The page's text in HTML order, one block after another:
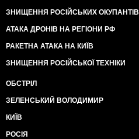
ЗНИЩЕННЯ РОСІЙСЬКИХ ОКУПАНТІВ
АТАКА ДРОНІВ НА РЕГІОНИ РФ
РАКЕТНА АТАКА НА КИЇВ
ЗНИЩЕННЯ РОСІЙСЬКОЇ ТЕХНІКИ
ОБСТРІЛ
ЗЕЛЕНСЬКИЙ ВОЛОДИМИР
КИЇВ
РОСІЯ